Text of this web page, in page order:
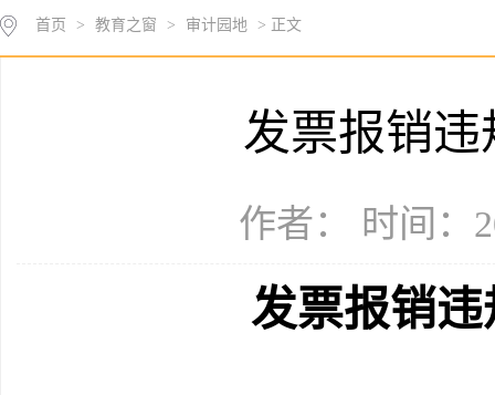
首页 > 教育之窗 > 审计园地 > 正文
发票报销
作者： 时间：
发票报销